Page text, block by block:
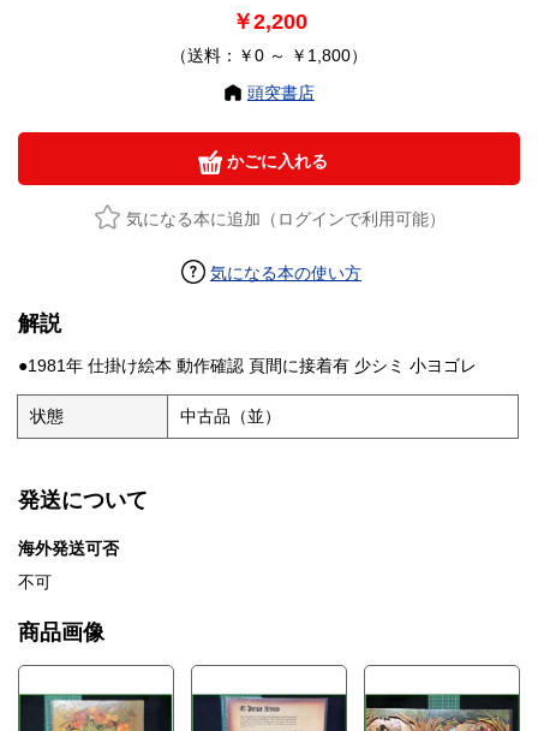
￥2,200
（送料：￥0 ～ ￥1,800）
頭突書店
かごに入れる
気になる本に追加（ログインで利用可能）
気になる本の使い方
解説
●1981年 仕掛け絵本 動作確認 頁間に接着有 少シミ 小ヨゴレ
状態 中古品（並）
発送について
海外発送可否
不可
商品画像